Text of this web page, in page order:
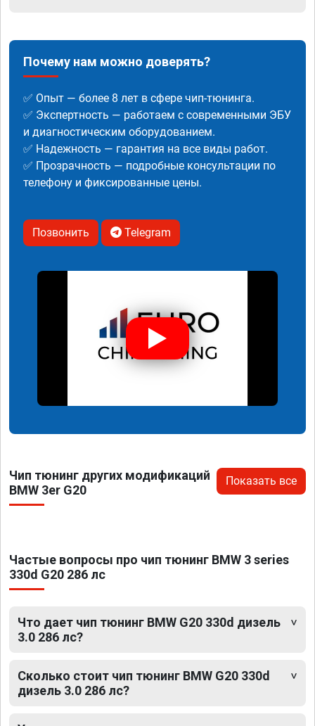
Почему нам можно доверять?
✅ Опыт — более 8 лет в сфере чип-тюнинга.
✅ Экспертность — работаем с современными ЭБУ
и диагностическим оборудованием.
✅ Надежность — гарантия на все виды работ.
✅ Прозрачность — подробные консультации по
телефону и фиксированные цены.
Позвонить Telegram
Чип тюнинг других модификаций
BMW 3er G20
Показать все
Частые вопросы про чип тюнинг BMW 3 series
330d G20 286 лс
Что дает чип тюнинг BMW G20 330d дизель
3.0 286 лс?
Сколько стоит чип тюнинг BMW G20 330d
дизель 3.0 286 лс?